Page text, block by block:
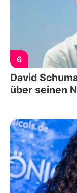
6
David
über seinen